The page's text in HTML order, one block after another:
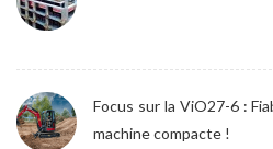
Focus sur la ViO27-6 :
machine compacte !